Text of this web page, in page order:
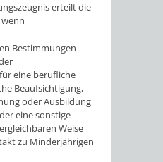
erteilt die
Bestimmungen
eine berufliche
Beaufsichtigung,
oder Ausbildung
eine sonstige
Weise
zu Minderjährigen